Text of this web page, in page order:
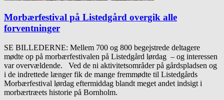
Morbærfestival på Listedgård overgik alle
forventninger
SE BILLEDERNE: Mellem 700 og 800 begejstrede deltagere
mødte op på morbærfestivalen på Listedgård lørdag – og interessen
var overvældende. Ved de ni aktivitetsområder på gårdspladsen og
i de indrettede længer fik de mange fremmødte til Listedgårds
Morbærfestival lørdag eftermiddag blandt meget andet indsigt i
morbærtræets historie på Bornholm.